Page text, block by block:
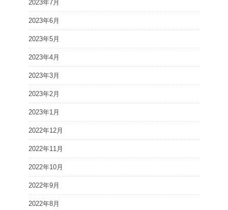
2023年7月
2023年6月
2023年5月
2023年4月
2023年3月
2023年2月
2023年1月
2022年12月
2022年11月
2022年10月
2022年9月
2022年8月